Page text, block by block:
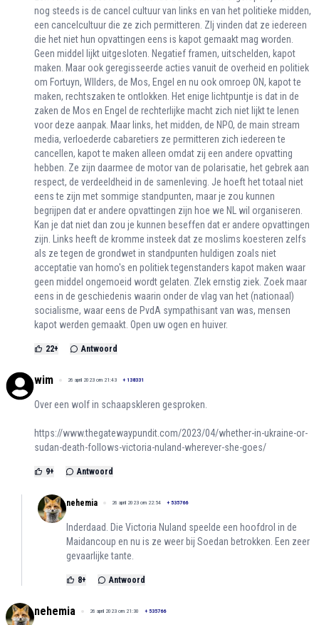
nog steeds is de cancel cultuur van links en van het politieke midden,
een cancelcultuur die ze zich permitteren. ZIj vinden dat ze iedereen
die het niet hun opvattingen eens is kapot gemaakt mag worden.
Geen middel lijkt uitgesloten. Negatief framen, uitschelden, kapot
maken. Maar ook geregisseerde acties vanuit de overheid en politiek
om Fortuyn, WIlders, de Mos, Engel en nu ook omroep ON, kapot te
maken, rechtszaken te ontlokken. Het enige lichtpuntje is dat in de
zaken de Mos en Engel de rechterlijke macht zich niet lijkt te lenen
voor deze aanpak. Maar links, het midden, de NPO, de main stream
media, verloederde cabaretiers ze permitteren zich iedereen te
cancellen, kapot te maken alleen omdat zij een andere opvatting
hebben. Ze zijn daarmee de motor van de polarisatie, het gebrek aan
respect, de verdeeldheid in de samenleving. Je hoeft het totaal niet
eens te zijn met sommige standpunten, maar je zou kunnen
begrijpen dat er andere opvattingen zijn hoe we NL wil organiseren.
Kan je dat niet dan zou je kunnen beseffen dat er andere opvattingen
zijn. Links heeft de kromme insteek dat ze moslims koesteren zelfs
als ze tegen de grondwet in standpunten huldigen zoals niet
acceptatie van homo's en politiek tegenstanders kapot maken waar
geen middel ongemoeid wordt gelaten. ZIek ernstig ziek. Zoek maar
eens in de geschiedenis waarin onder de vlag van het (nationaal)
socialisme, waar eens de PvdA sympathisant van was, mensen
kapot werden gemaakt. Open uw ogen en huiver.
22+ Antwoord
wim 26 april 2023 om 21:43 + 138331
Over een wolf in schaapskleren gesproken.
https://www.thegatewaypundit.com/2023/04/whether-in-ukraine-or-
sudan-death-follows-victoria-nuland-wherever-she-goes/
9+ Antwoord
nehemia 26 april 2023 om 22:54 + 535766
Inderdaad. Die Victoria Nuland speelde een hoofdrol in de
Maidancoup en nu is ze weer bij Soedan betrokken. Een zeer
gevaarlijke tante.
8+ Antwoord
nehemia 26 april 2023 om 21:30 + 535766